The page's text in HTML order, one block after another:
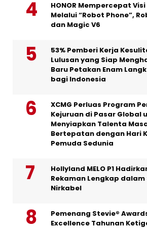
HONOR Mempercepat Visi
Melalui “Robot Phone”,
dan Magic V6
53% Pemberi Kerja
Lulusan yang Siap
Baru Petakan Enam
bagi Indonesia
XCMG Perluas Program
Kejuruan di Pasar Global
Menyiapkan Talenta
Bertepatan dengan Hari
Pemuda Sedunia
Hollyland MELO P1
Rekaman Lengkap
Nirkabel
Pemenang Stevie®
Excellence Tahunan